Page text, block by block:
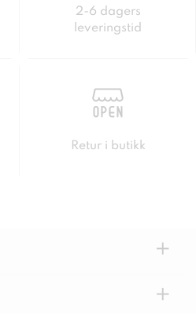
2-6 dagers
leveringstid
Retur i butikk
+
+